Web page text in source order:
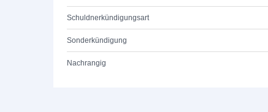
Schuldnerkündigungsart
Sonderkündigung
Nachrangig